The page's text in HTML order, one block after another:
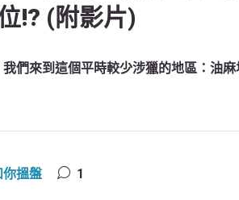
!? (附影片)
們來到這個平時較少涉獵的地區：油
你搵盤 1